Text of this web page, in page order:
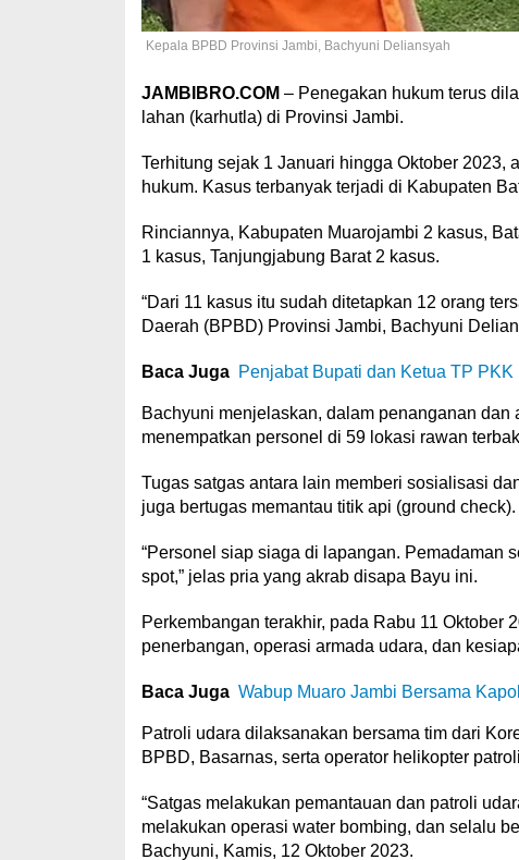
Kepala BPBD Provinsi Jambi, Bachyuni Deliansyah
JAMBIBRO.COM – Penegakan hukum terus
lahan (karhutla) di Provinsi Jambi.
Terhitung sejak 1 Januari hingga Oktober 2023,
hukum. Kasus terbanyak terjadi di Kabupaten
Rinciannya, Kabupaten Muarojambi 2 kasus,
1 kasus, Tanjungjabung Barat 2 kasus.
“Dari 11 kasus itu sudah ditetapkan 12 orang
Daerah (BPBD) Provinsi Jambi, Bachyuni
Baca Juga Penjabat Bupati dan Ketua TP
Bachyuni menjelaskan, dalam penanganan
menempatkan personel di 59 lokasi rawan
Tugas satgas antara lain memberi sosialisasi
juga bertugas memantau titik api (ground check).
“Personel siap siaga di lapangan. Pemadaman
spot,” jelas pria yang akrab disapa Bayu ini.
Perkembangan terakhir, pada Rabu 11 Oktober
penerbangan, operasi armada udara, dan
Baca Juga Wabup Muaro Jambi Bersama
Patroli udara dilaksanakan bersama tim dari
BPBD, Basarnas, serta operator helikopter
“Satgas melakukan pemantauan dan patroli
melakukan operasi water bombing, dan selalu
Bachyuni, Kamis, 12 Oktober 2023.